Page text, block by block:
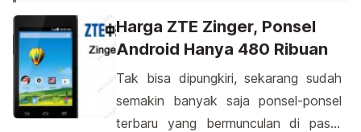
Harga ZTE Zinger, Ponsel
Android Hanya 480 Ribuan
Tak bisa dipungkiri, sekarang sudah
semakin banyak saja ponsel-ponsel
terbaru yang bermunculan di pasar